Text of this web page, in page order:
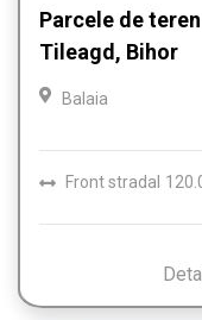
Parcele de
Tileagd, Bihor
Balaia
Front stradal